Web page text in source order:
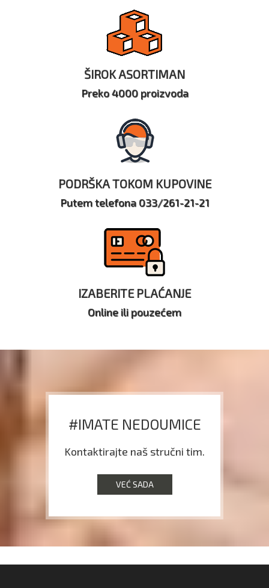
ŠIROK ASORTIMAN
Preko 4000 proizvoda
PODRŠKA TOKOM KUPOVINE
Putem telefona 033/261-21-21
IZABERITE PLAĆANJE
Online ili pouzećem
#IMATE NEDOUMICE
Kontaktirajte naš stručni tim.
VEĆ SADA